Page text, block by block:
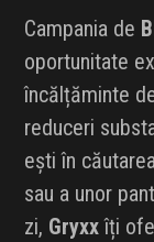
Campania de
oportunitate
încălțăminte
reduceri
ești în
sau a unor
zi, Gryxxîți